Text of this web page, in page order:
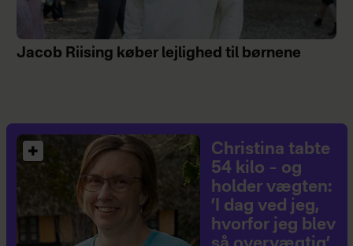
Jacob Riising køber lejlighed til børnene
Christina tabte
54 kilo – og
holder vægten:
’I dag ved jeg,
hvorfor jeg blev